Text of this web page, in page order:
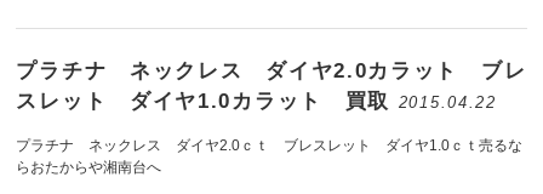
プラチナ ネックレス ダイヤ2.0カラット ブレ
スレット ダイヤ1.0カラット 買取
2015.04.22
プラチナ ネックレス ダイヤ2.0ｃｔ ブレスレット ダイヤ1.0ｃｔ売るな
らおたからや湘南台へ